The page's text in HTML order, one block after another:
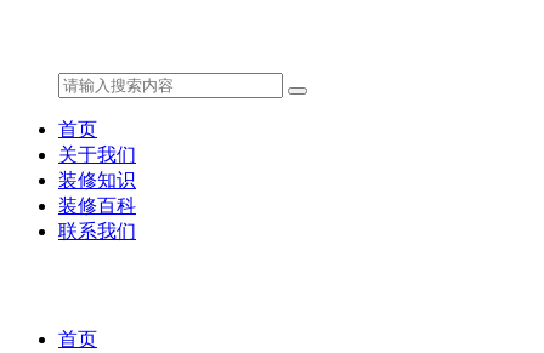
首页
关于我们
装修知识
装修百科
联系我们
首页